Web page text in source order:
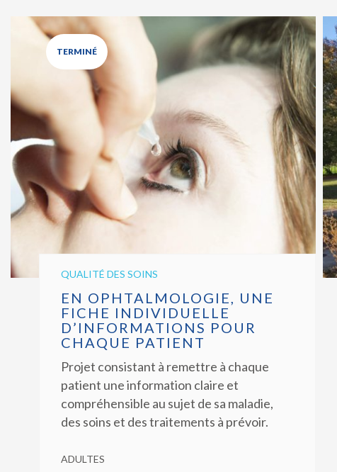
TERMINÉ
QUALITÉ DES SOINS
EN OPHTALMOLOGIE, UNE
FICHE INDIVIDUELLE
D’INFORMATIONS POUR
CHAQUE PATIENT
Projet consistant à remettre à chaque
patient une information claire et
compréhensible au sujet de sa maladie,
des soins et des traitements à prévoir.
ADULTES